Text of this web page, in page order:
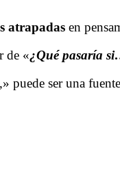
atrapadas en
de «¿Qué pasaría
,» puede ser una